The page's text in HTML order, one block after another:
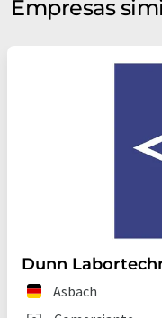
Empresas
Dunn
Asbach